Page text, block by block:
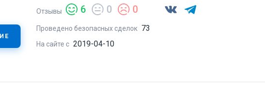
Отзывы 6 0 0
Проведено безопасных сделок 73
На сайте с 2019-04-10